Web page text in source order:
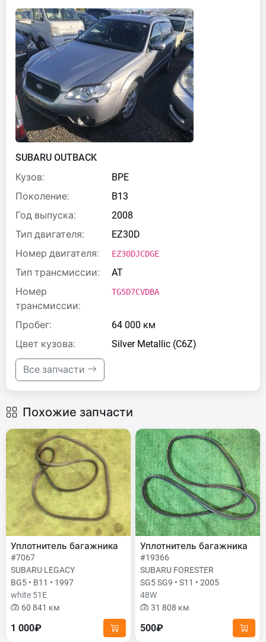
SUBARU OUTBACK
Кузов:
BPE
Поколение:
B13
Год выпуска:
2008
Тип двигателя:
EZ30D
Номер двигателя:
EZ30DJCDGE
Тип трансмиссии:
AT
Номер
трансмиссии:
TG5D7CVDBA
Пробег:
64 000 км
Цвет кузова:
Silver Metallic (C6Z)
Все запчасти
Похожие запчасти
Уплотнитель багажника
#7067
SUBARU LEGACY
BG5 • B11 • 1997
white 51E
60 841 км
1 000₽
Уплотнитель багажника
#19366
SUBARU FORESTER
SG5 SG9 • S11 • 2005
48W
31 808 км
500₽